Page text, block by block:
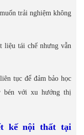
trải nghiệm không
liệu tái chế nhưng vẫn
tục để đảm bảo học
bén với xu hướng thị
kế nội thất tại